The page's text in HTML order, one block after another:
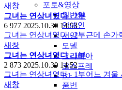
포토&영상
일반인
연예인
서양
모델
그라비아
코스프레
BJ
품번
새창
그녀는 연상녀였다 - 2부
6 977 2025.10.30 14:53
그녀는 연상녀였다 - 2부근데 손
새창
그녀는 연상녀였다 - 1부
2 873 2025.10.30 14:52
그녀는 연상녀였다 - 1부어느 겨
새창